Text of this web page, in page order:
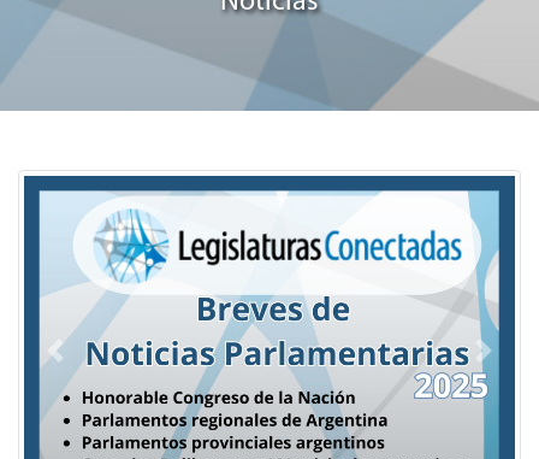
Previous Next